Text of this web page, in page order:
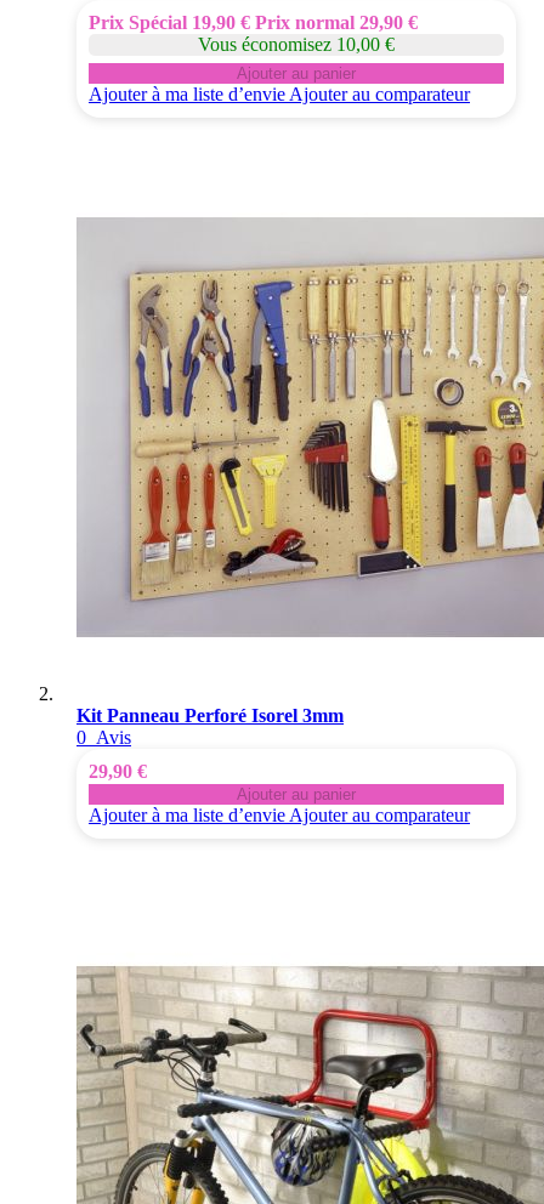
Prix Spécial 19,90 € Prix normal 29,90 €
Vous économisez 10,00 €
Ajouter au panier
Ajouter à ma liste d’envie Ajouter au comparateur
Kit Panneau Perforé Isorel 3mm
0 Avis
29,90 €
Ajouter au panier
Ajouter à ma liste d’envie Ajouter au comparateur